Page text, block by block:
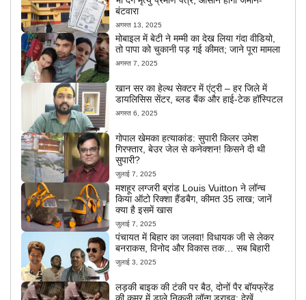
बंटवारा
अगस्त 13, 2025
मोबाइल में बेटी ने मम्मी का देख लिया गंदा वीडियो,
तो पापा को चुकानी पड़ गई कीमत; जाने पूरा मामला
अगस्त 7, 2025
खान सर का हेल्थ सेक्टर में एंट्री – हर जिले में
डायलिसिस सेंटर, ब्लड बैंक और हाई-टेक हॉस्पिटल
अगस्त 6, 2025
गोपाल खेमका हत्याकांड: सुपारी किलर उमेश
गिरफ्तार, बेउर जेल से कनेक्शन! किसने दी थी
सुपारी?
जुलाई 7, 2025
मशहूर लग्जरी ब्रांड Louis Vuitton ने लॉन्च
किया ऑटो रिक्शा हैंडबैग, कीमत 35 लाख; जानें
क्या है इसमें खास
जुलाई 7, 2025
पंचायत में बिहार का जलवा! विधायक जी से लेकर
बनराकस, विनोद और विकास तक… सब बिहारी
जुलाई 3, 2025
लड़की बाइक की टंकी पर बैठ, दोनों पैर बॉयफ्रेंड